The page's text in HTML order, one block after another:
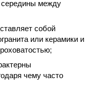
середины между
собой
или керамики и
чему часто